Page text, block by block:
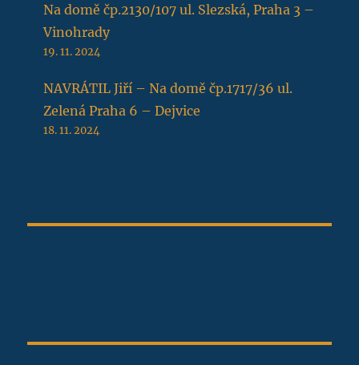
Na domě čp.2130/107 ul. Slezská, Praha 3 –
Vinohrady
19. 11. 2024
NAVRÁTIL Jiří – Na domě čp.1717/36 ul.
Zelená Praha 6 – Dejvice
18. 11. 2024